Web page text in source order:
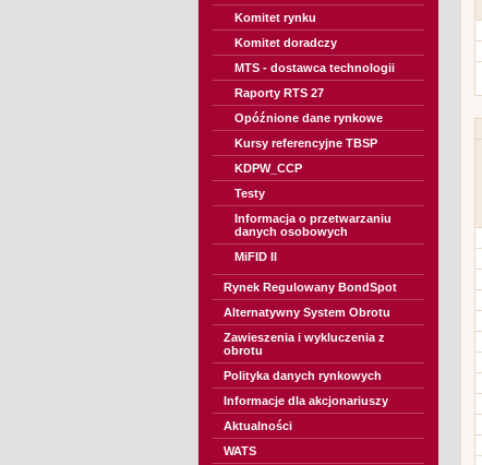
Komitet rynku
Komitet doradczy
MTS - dostawca technologii
Raporty RTS 27
Opóźnione dane rynkowe
Kursy referencyjne TBSP
KDPW_CCP
Testy
Informacja o przetwarzaniu
danych osobowych
MiFID II
Rynek Regulowany BondSpot
Alternatywny System Obrotu
Zawieszenia i wykluczenia z
obrotu
Polityka danych rynkowych
Informacje dla akcjonariuszy
Aktualności
WATS